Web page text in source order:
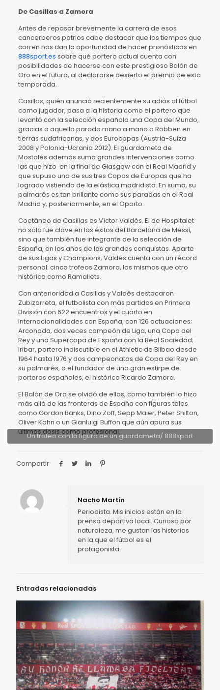
Un trofeo con la figura de un guardameta/ 888sport
De Casillas a Zamora
Antes de repasar brevemente la carrera de esos
cancerberos patrios cabe destacar que los tiempos que
corren nos dan la oportunidad de hacer pronósticos en
888sport.es sobre qué portero actual cuenta con
posibilidades de hacerse con este prestigioso Balón de
Oro en el futuro, al declararse desierto el premio de esta
temporada.
Casillas, quién anunció recientemente su adiós al fútbol
como jugador, pasa a la historia como el portero que
levantó con la selección española una Copa del Mundo,
gracias a aquella parada mano a mano a Robben en
tierras sudafricanas, y dos Eurocopas (Austria-Suiza
2008 y Polonia-Ucrania 2012). El guardameta de
Mostolés además suma grandes intervenciones como
las que hizo en la final de Glasgow con el Real Madrid y
que supuso una de sus tres Copas de Europas que ha
logrado vistiendo de la elástica madridista. En suma, su
palmarés es tan brillante como sus paradas en el Real
Madrid y, posteriormente, en el Oporto.
Coetáneo de Casillas es Víctor Valdés. El de Hospitalet
no sólo fue clave en los éxitos del Barcelona de Messi,
sino que también fue integrante de la selección de
España, en los años de las grandes conquistas. Aparte
de sus Ligas y Champions, Valdés cuenta con un récord
personal: cinco trofeos Zamora, los mismos que otro
histórico como Ramallets.
Con anterioridad a Casillas y Valdés destacaron
Zubizarreta, el futbolista con más partidos en Primera
División con 622 encuentros y el cuarto en
internacionalidades con España, con 126 actuaciones;
Arconada, dos veces campeón de Liga, una Copa del
Rey y una Supercopa de España con la Real Sociedad;
Iribar, portero indiscutible en el Athletic de Bilbao desde
1964 hasta 1976 y dos campeonatos de Copa del Rey en
su palmarés, o el fundador de una gran estirpe de
porteros españoles, el histórico Ricardo Zamora.
El Balón de Oro se olvidó de ellos, como también lo hizo
más allá de las fronteras de España con figuras tales
como Gordon Banks, Dino Zoff, Sepp Maier, Peter Shilton,
Oliver Kahn o un Gianluigi Buffon que aún apura sus
últimas dosis como profesional.
Compartir
Nacho Martín
Periodista. Mis inicios están en la
prensa deportiva local. Curioso por
naturaleza, me gustan las historias
en la que el fútbol es el
protagonista.
Entradas relacionadas